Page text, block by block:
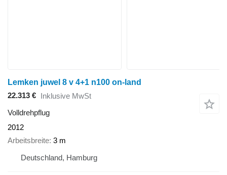
Lemken juwel 8 v 4+1 n100 on-land
22.313 €
Inklusive MwSt
Volldrehpflug
2012
Arbeitsbreite 3 m
Deutschland, Hamburg